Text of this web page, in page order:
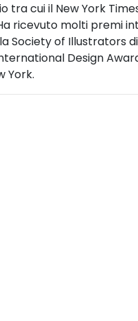
cui il New York
ricevuto molti premi
Society of Illustrators di
Design
York.